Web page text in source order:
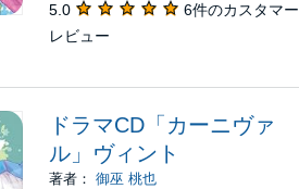
5.0
6件のカスタマー
レビュー
ドラマCD「カーニヴァ
ル」ヴィント
著者：御巫 桃也